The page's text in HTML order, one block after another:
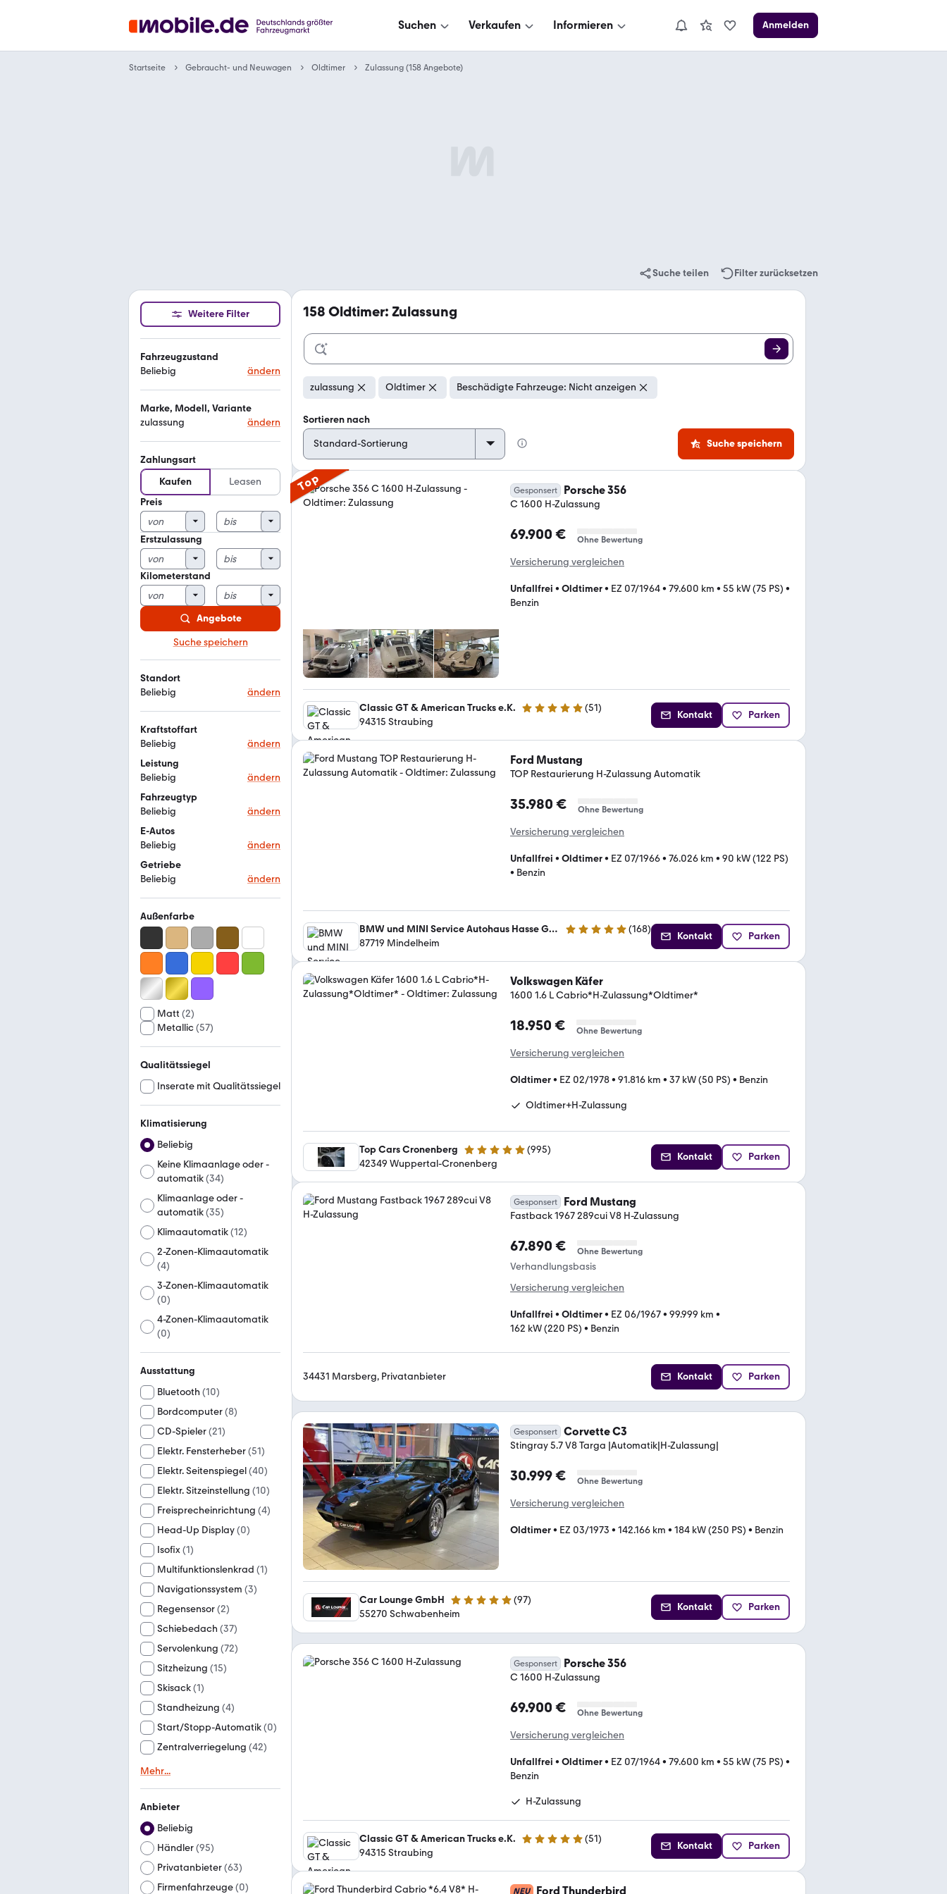
Suchen Verkaufen Informieren Anmelden
Startseite Gebraucht- und Neuwagen Oldtimer Zulassung (158 Angebote)
Suche teilen Filter zurücksetzen
Weitere Filter
Fahrzeugzustand
Beliebig
ändern
Marke, Modell, Variante
zulassung
ändern
Zahlungsart
Kaufen
Leasen
Preis
Erstzulassung
Kilometerstand
Angebote
Suche speichern
Standort
Beliebig
ändern
Kraftstoffart
Beliebig
ändern
Leistung
Beliebig
ändern
Fahrzeugtyp
Beliebig
ändern
E-Autos
Beliebig
ändern
Getriebe
Beliebig
ändern
Außenfarbe
Matt (2)
Metallic(57)
Qualitätssiegel
Inserate mit Qualitätssiegel
Klimatisierung
Beliebig
Keine Klimaanlage oder -
automatik(34)
Klimaanlage oder -
automatik(35)
Klimaautomatik(12)
2-Zonen-Klimaautomatik
(4)
3-Zonen-Klimaautomatik
(0)
4-Zonen-Klimaautomatik
(0)
Ausstattung
Bluetooth (10)
Bordcomputer(8)
CD-Spieler(21)
Elektr. Fensterheber(51)
Elektr. Seitenspiegel(40)
Elektr. Sitzeinstellung (10)
Freisprecheinrichtung (4)
Head-Up Display(0)
Isofix(1)
Multifunktionslenkrad (1)
Navigationssystem (3)
Regensensor(2)
Schiebedach (37)
Servolenkung (72)
Sitzheizung (15)
Skisack(1)
Standheizung (4)
Start/Stopp-Automatik(0)
Zentralverriegelung (42)
Mehr...
Anbieter
Beliebig
Händler(95)
Privatanbieter(63)
Firmenfahrzeuge(0)
158 Oldtimer: Zulassung
zulassung Oldtimer Beschädigte Fahrzeuge: Nicht anzeigen
Sortieren nach
Suche speichern
Top Gesponsert Porsche 356
C 1600 H-Zulassung
69.900 € Ohne Bewertung
Versicherung vergleichen
Unfallfrei • Oldtimer• EZ 07/1964• 79.600 km • 55 kW (75 PS) •
Benzin
Classic GT & American Trucks e.K. 5 Sterne (51)
94315 Straubing
Kontakt Parken
Ford Mustang
TOP Restaurierung H-Zulassung Automatik
35.980 € Ohne Bewertung
Versicherung vergleichen
Unfallfrei • Oldtimer• EZ 07/1966• 76.026 km • 90 kW (122 PS)
• Benzin
BMW und MINI Service Autohaus Hasse GmbH 5 Sterne (168)
87719 Mindelheim
Kontakt Parken
Volkswagen Käfer
1600 1.6 L Cabrio*H-Zulassung*Oldtimer*
18.950 € Ohne Bewertung
Versicherung vergleichen
Oldtimer• EZ 02/1978• 91.816 km • 37 kW (50 PS) • Benzin
Oldtimer+H-Zulassung
Top Cars Cronenberg 4.9 Sterne (995)
42349 Wuppertal-Cronenberg
Kontakt Parken
Gesponsert Ford Mustang
Fastback 1967 289cui V8 H-Zulassung
67.890 € Ohne Bewertung
Verhandlungsbasis
Versicherung vergleichen
Unfallfrei • Oldtimer• EZ 06/1967• 99.999 km •
162 kW (220 PS) • Benzin
34431 Marsberg, Privatanbieter Kontakt Parken
Gesponsert Corvette C3
Stingray 5.7 V8 Targa |Automatik|H-Zulassung|
30.999 € Ohne Bewertung
Versicherung vergleichen
Oldtimer• EZ 03/1973 • 142.166 km • 184 kW (250 PS) • Benzin
Car Lounge GmbH 4.9 Sterne (97)
55270 Schwabenheim
Kontakt Parken
Gesponsert Porsche 356
C 1600 H-Zulassung
69.900 € Ohne Bewertung
Versicherung vergleichen
Unfallfrei • Oldtimer• EZ 07/1964• 79.600 km • 55 kW (75 PS) •
Benzin
H-Zulassung
Classic GT & American Trucks e.K. 5 Sterne (51)
94315 Straubing
Kontakt Parken
NEU Ford Thunderbird